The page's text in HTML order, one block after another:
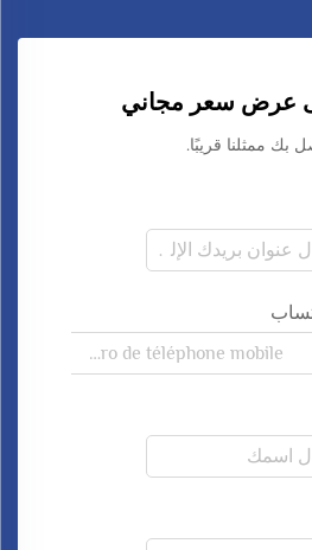
عرض سعر مجاني
بك ممثلنا قريبًا.